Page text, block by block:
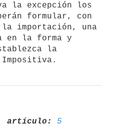
la excepción los
formular, con
importación, una
en la forma y
la
artículo:
5